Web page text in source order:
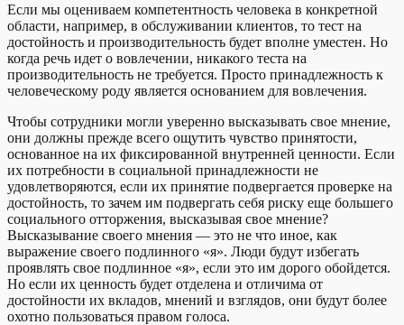
Если мы оцениваем компетентность человека в конкретной
области, например, в обслуживании клиентов, то тест на
достойность и производительность будет вполне уместен. Но
когда речь идет о вовлечении, никакого теста на
производительность не требуется. Просто принадлежность к
человеческому роду является основанием для вовлечения.
Чтобы сотрудники могли уверенно высказывать свое мнение,
они должны прежде всего ощутить чувство принятости,
основанное на их фиксированной внутренней ценности. Если
их потребности в социальной принадлежности не
удовлетворяются, если их принятие подвергается проверке на
достойность, то зачем им подвергать себя риску еще большего
социального отторжения, высказывая свое мнение?
Высказывание своего мнения — это не что иное, как
выражение своего подлинного «я». Люди будут избегать
проявлять свое подлинное «я», если это им дорого обойдется.
Но если их ценность будет отделена и отличима от
достойности их вкладов, мнений и взглядов, они будут более
охотно пользоваться правом голоса.